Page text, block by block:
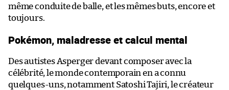
même conduite de balle, et les mêmes buts, encore et
toujours.
Pokémon, maladresse et calcul mental
Des autistes Asperger devant composer avec la
célébrité, le monde contemporain en a connu
quelques-uns, notamment Satoshi Tajiri, le créateur